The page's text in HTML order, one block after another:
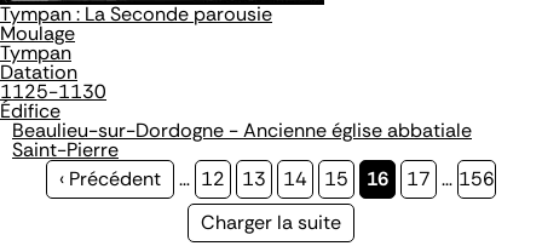
Tympan : La Seconde parousie
Moulage
Tympan
Datation
1125-1130
Édifice
Beaulieu-sur-Dordogne - Ancienne église abbatiale
Saint-Pierre
Page
‹ Précédent … Page
12 Page
13 Page
14 Page
15
Page
16 Page
17 … Page
156
Page
Charger la suite